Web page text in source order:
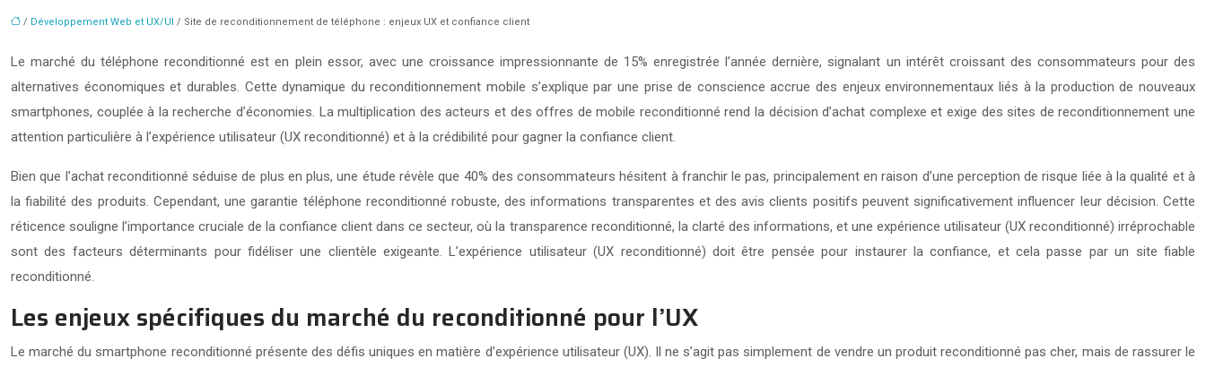
/ Développement Web et UX/UI / Site de reconditionnement de téléphone : enjeux UX et confiance client
Le marché du téléphone reconditionné est en plein essor, avec une croissance impressionnante de 15% enregistrée l’année dernière, signalant un intérêt croissant des consommateurs pour des
alternatives économiques et durables. Cette dynamique du reconditionnement mobile s’explique par une prise de conscience accrue des enjeux environnementaux liés à la production de nouveaux
smartphones, couplée à la recherche d’économies. La multiplication des acteurs et des offres de mobile reconditionné rend la décision d’achat complexe et exige des sites de reconditionnement une
attention particulière à l’expérience utilisateur (UX reconditionné) et à la crédibilité pour gagner la confiance client.
Bien que l’achat reconditionné séduise de plus en plus, une étude révèle que 40% des consommateurs hésitent à franchir le pas, principalement en raison d’une perception de risque liée à la qualité et à
la fiabilité des produits. Cependant, une garantie téléphone reconditionné robuste, des informations transparentes et des avis clients positifs peuvent significativement influencer leur décision. Cette
réticence souligne l’importance cruciale de la confiance client dans ce secteur, où la transparence reconditionné, la clarté des informations, et une expérience utilisateur (UX reconditionné) irréprochable
sont des facteurs déterminants pour fidéliser une clientèle exigeante. L’expérience utilisateur (UX reconditionné) doit être pensée pour instaurer la confiance, et cela passe par un site fiable
reconditionné.
Les enjeux spécifiques du marché du reconditionné pour l’UX
Le marché du smartphone reconditionné présente des défis uniques en matière d’expérience utilisateur (UX). Il ne s’agit pas simplement de vendre un produit reconditionné pas cher, mais de rassurer le